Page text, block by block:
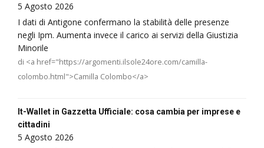
5 Agosto 2026
I dati di Antigone confermano la stabilità delle presenze
negli Ipm. Aumenta invece il carico ai servizi della Giustizia
Minorile
di <a href="https://argomenti.ilsole24ore.com/camilla-
colombo.html">Camilla Colombo</a>
It-Wallet in Gazzetta Ufficiale: cosa cambia per imprese e
cittadini
5 Agosto 2026